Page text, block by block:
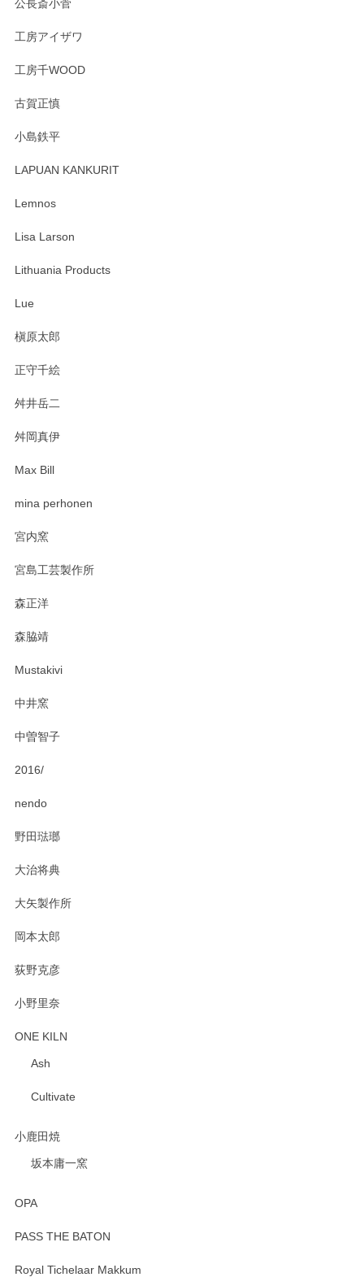
す。 素敵な湯呑みでとても気に入りました。 発送も早く、
たm(_)m
います。無事に届いたようで安心いたしまし
おかけしました。 ありがとうございます。
公長斎小菅
工房アイザワ
工房千WOOD
古賀正慎
小島鉄平
LAPUAN KANKURIT
Lemnos
Lisa Larson
Lithuania Products
Lue
槇原太郎
正守千絵
舛井岳二
舛岡真伊
Max Bill
mina perhonen
宮内窯
宮島工芸製作所
森正洋
森脇靖
Mustakivi
中井窯
中曽智子
2016/
nendo
野田琺瑯
大治将典
大矢製作所
岡本太郎
荻野克彦
小野里奈
ONE KILN
Ash
Cultivate
小鹿田焼
坂本庸一窯
OPA
PASS THE BATON
Royal Tichelaar Makkum